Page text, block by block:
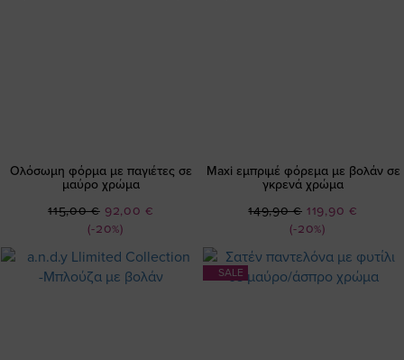
Ολόσωμη φόρμα με παγιέτες σε
μαύρο χρώμα
(-20%)
Ειδική
Τιμή
92,00 €
115,00 €
Maxi εμπριμέ φόρεμα με βολάν σε
γκρενά χρώμα
(-20%)
Ειδική
Τιμή
119,90 €
149,90 €
SALE